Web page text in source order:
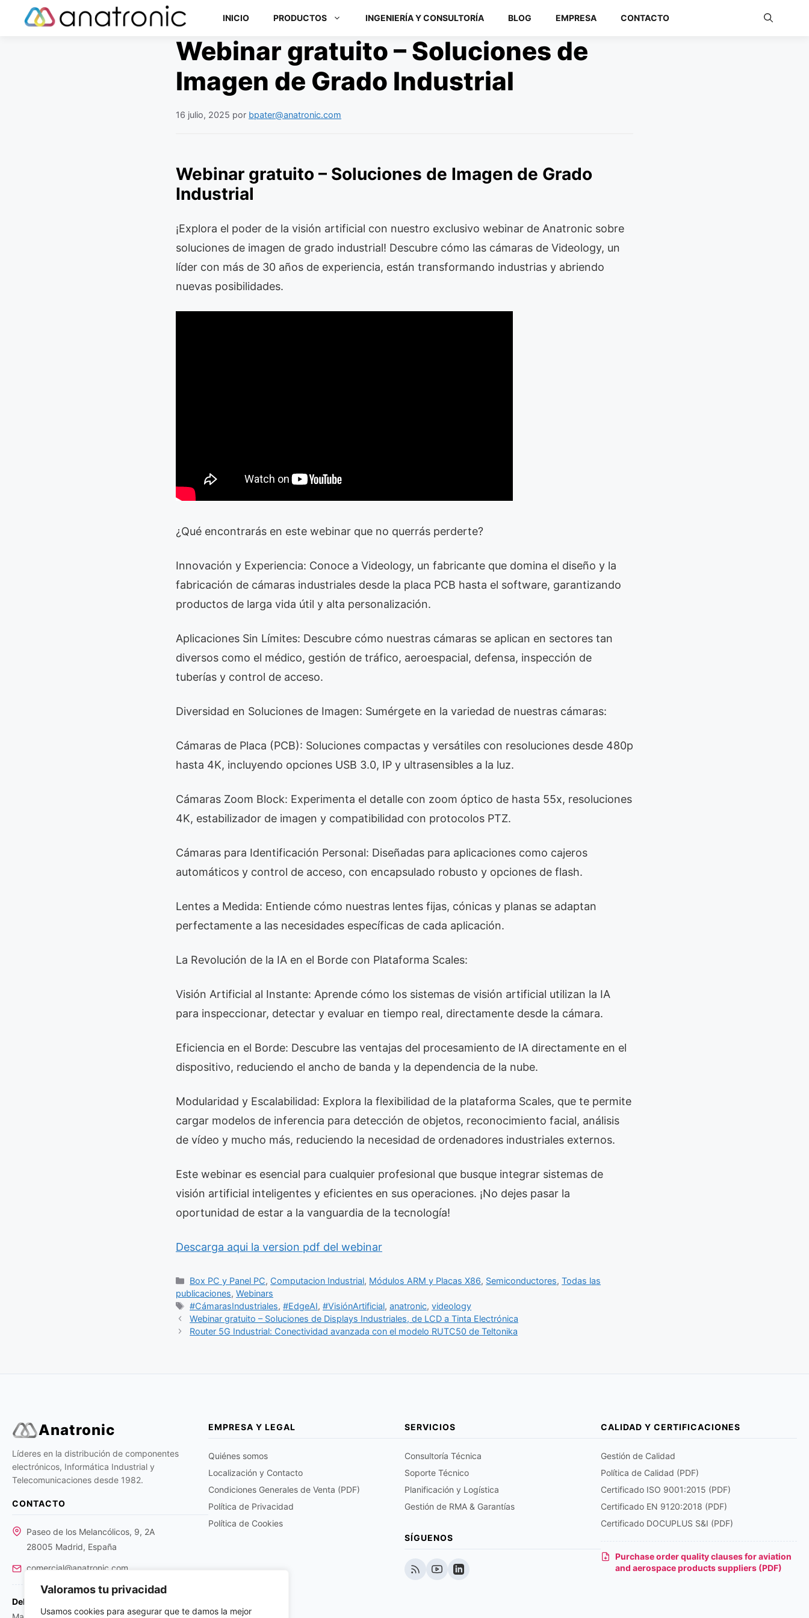
Valoramos tu privacidad
Usamos cookies para asegurar que te damos la mejor
INICIO PRODUCTOS
Box PC y Panel PC
INGENIERÍA Y CONSULTORÍA BLOG EMPRESA CONTACTO
Webinar gratuito – Soluciones de
Imagen de Grado Industrial
16 julio, 2025 por bpater@anatronic.com
Webinar gratuito – Soluciones de Imagen de Grado
Industrial
¡Explora el poder de la visión artificial con nuestro exclusivo webinar de Anatronic sobre
soluciones de imagen de grado industrial! Descubre cómo las cámaras de Videology, un
líder con más de 30 años de experiencia, están transformando industrias y abriendo
nuevas posibilidades.
¿Qué encontrarás en este webinar que no querrás perderte?
Innovación y Experiencia: Conoce a Videology, un fabricante que domina el diseño y la
fabricación de cámaras industriales desde la placa PCB hasta el software, garantizando
productos de larga vida útil y alta personalización.
Aplicaciones Sin Límites: Descubre cómo nuestras cámaras se aplican en sectores tan
diversos como el médico, gestión de tráfico, aeroespacial, defensa, inspección de
tuberías y control de acceso.
Diversidad en Soluciones de Imagen: Sumérgete en la variedad de nuestras cámaras:
Cámaras de Placa (PCB): Soluciones compactas y versátiles con resoluciones desde 480p
hasta 4K, incluyendo opciones USB 3.0, IP y ultrasensibles a la luz.
Cámaras Zoom Block: Experimenta el detalle con zoom óptico de hasta 55x, resoluciones
4K, estabilizador de imagen y compatibilidad con protocolos PTZ.
Cámaras para Identificación Personal: Diseñadas para aplicaciones como cajeros
automáticos y control de acceso, con encapsulado robusto y opciones de flash.
Lentes a Medida: Entiende cómo nuestras lentes fijas, cónicas y planas se adaptan
perfectamente a las necesidades específicas de cada aplicación.
La Revolución de la IA en el Borde con Plataforma Scales:
Visión Artificial al Instante: Aprende cómo los sistemas de visión artificial utilizan la IA
para inspeccionar, detectar y evaluar en tiempo real, directamente desde la cámara.
Eficiencia en el Borde: Descubre las ventajas del procesamiento de IA directamente en el
dispositivo, reduciendo el ancho de banda y la dependencia de la nube.
Modularidad y Escalabilidad: Explora la flexibilidad de la plataforma Scales, que te permite
cargar modelos de inferencia para detección de objetos, reconocimiento facial, análisis
de vídeo y mucho más, reduciendo la necesidad de ordenadores industriales externos.
Este webinar es esencial para cualquier profesional que busque integrar sistemas de
visión artificial inteligentes y eficientes en sus operaciones. ¡No dejes pasar la
oportunidad de estar a la vanguardia de la tecnología!
Descarga aqui la version pdf del webinar
Categorías
Box PC y Panel PC, Computacion Industrial, Módulos ARM y Placas X86, Semiconductores,Todas las
publicaciones, Webinars
Etiquetas
#CámarasIndustriales,#EdgeAI,#VisiónArtificial,anatronic,videology
Webinar gratuito – Soluciones de Displays Industriales, de LCD a Tinta Electrónica
Router 5G Industrial: Conectividad avanzada con el modelo RUTC50 de Teltonika
Anatronic
Líderes en la distribución de componentes
electrónicos, Informática Industrial y
Telecomunicaciones desde 1982.
CONTACTO
Paseo de los Melancólicos, 9, 2A
28005 Madrid, España
comercial@anatronic.com
Delegaciones:
EMPRESA Y LEGAL
Quiénes somos
Localización y Contacto
Condiciones Generales de Venta (PDF)
Política de Privacidad
Política de Cookies
SERVICIOS
Consultoría Técnica
Soporte Técnico
Planificación y Logística
Gestión de RMA & Garantías
SÍGUENOS
CALIDAD Y CERTIFICACIONES
Gestión de Calidad
Política de Calidad (PDF)
Certificado ISO 9001:2015 (PDF)
Certificado EN 9120:2018 (PDF)
Certificado DOCUPLUS S&I (PDF)
Purchase order quality clauses for aviation
and aerospace products suppliers (PDF)